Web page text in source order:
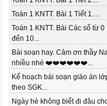
Toán 1 KNTT. Bài 1 Tiết 1....
Toán 1 KNTT. Bài Các số từ 0
đến 10...
Bài soạn hay. Cảm ơn thầy
nhiều nhé ❤️❤️❤️❤️❤️❤️...
Kế hoạch bài soạn giáo án
theo SGK...
Ngày hè không biết đi đâu